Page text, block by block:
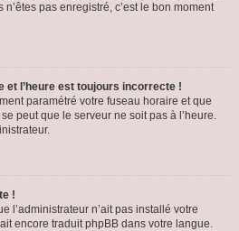
pas enregistré, c’est le bon moment
et l’heure est toujours incorrecte !
paramétré votre fuseau horaire et que
peut que le serveur ne soit pas à l’heure.
!
l’administrateur n’ait pas installé votre
encore traduit phpBB dans votre langue.